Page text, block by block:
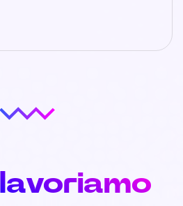
lavoriamo